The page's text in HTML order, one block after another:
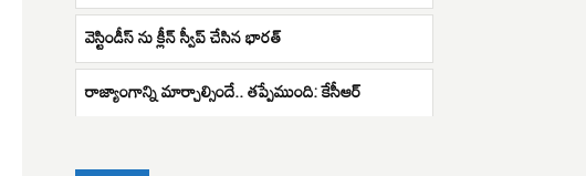
వెస్టిండీస్ ను క్లీన్ స్వీప్ చేసిన భారత్
రాజ్యాంగాన్ని మార్చాల్సిందే.. తప్పేముంది: కేసీఆర్